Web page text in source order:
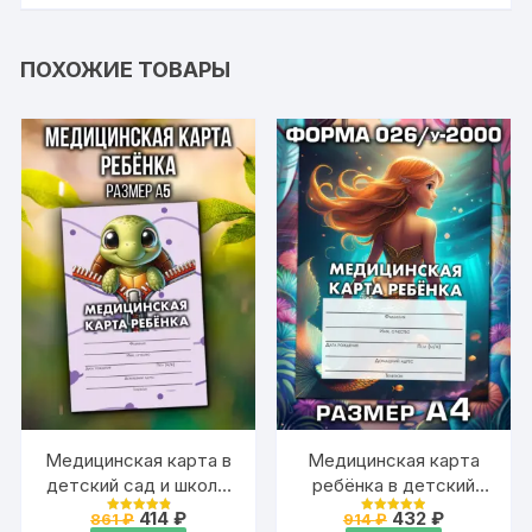
ПОХОЖИЕ ТОВАРЫ
Медицинская карта в
детский сад и школу,
формат А5
Оценка
861₽ Первоначальная
414₽Текущая
Медицинская карта
ребёнка в детский
сад и школу большая,
Оценка
914₽ Первоначальная
432 ₽Текущая